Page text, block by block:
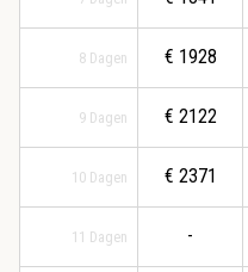
8 Dagen
9 Dagen
10 Dagen
11 Dagen
€ 1928
€ 2122
€ 2371
-